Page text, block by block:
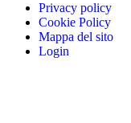
Privacy policy
Cookie Policy
Mappa del sito
Login